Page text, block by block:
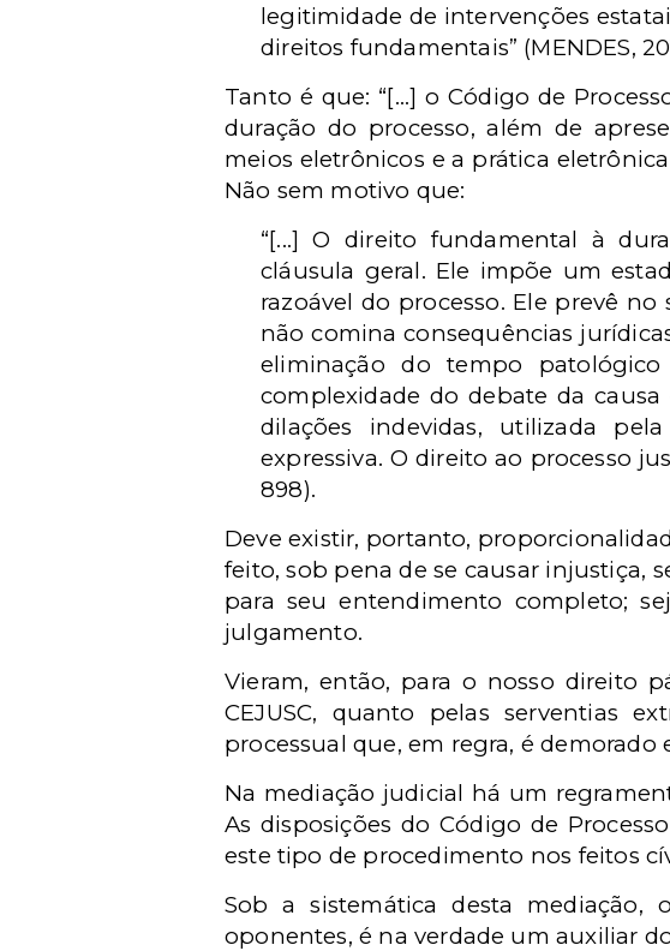
legitimidade de intervenções
direitos fundamentais” (MENDES,
Tanto é que: “[...] o Código de
duração do processo, além de
meios eletrônicos e a prática eletrônica
Não sem motivo que:
“[...] O direito fundamental à
cláusula geral. Ele impõe um
razoável do processo. Ele prevê
não comina consequências
eliminação do tempo
complexidade do debate da
dilações indevidas, utilizada
expressiva. O direito ao processo
898).
Deve existir, portanto,
feito, sob pena de se causar injustiça,
para seu entendimento completo;
julgamento.
Vieram, então, para o nosso direito
CEJUSC, quanto pelas serventias
processual que, em regra, é demorado
Na mediação judicial há um
As disposições do Código de
este tipo de procedimento nos feitos
Sob a sistemática desta
oponentes, é na verdade um auxiliar